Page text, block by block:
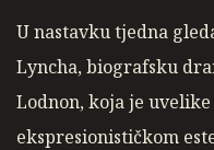
U nastavku tjedna
Lyncha, biografsku
Lodnon, koja je
ekspresionističkom